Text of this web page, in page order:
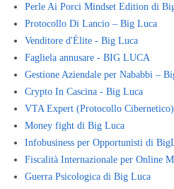
Perle Ai Porci Mindset Edition di
Protocollo Di Lancio – Big Luca
Venditore d'Élite - Big Luca
Fagliela annusare - BIG LUCA
Gestione Aziendale per Nababbi –
Crypto In Cascina - Big Luca
VTA Expert (Protocollo
Money fight di Big Luca
Infobusiness per Opportunisti di
Fiscalità Internazionale per Online
Guerra Psicologica di Big Luca